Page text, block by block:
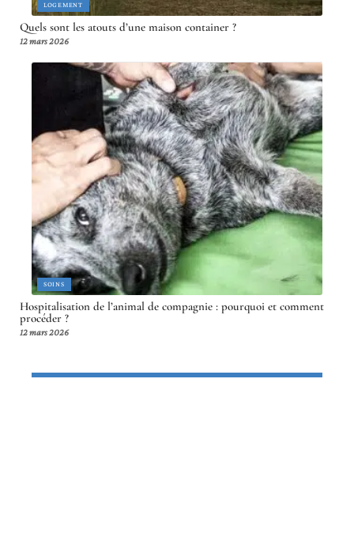
LOGEMENT
Quels sont les atouts d’une maison container ?
12 mars 2026
SOINS
Hospitalisation de l’animal de compagnie : pourquoi et comment
procéder ?
12 mars 2026